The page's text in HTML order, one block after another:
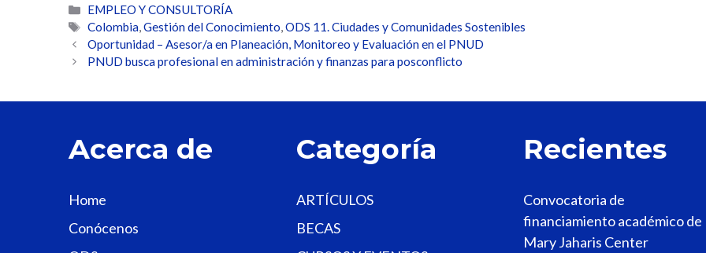
Categorías
EMPLEO Y CONSULTORÍA
Etiquetas
Colombia,Gestión del Conocimiento,ODS 11. Ciudades y Comunidades Sostenibles
Oportunidad – Asesor/a en Planeación, Monitoreo y Evaluación en el PNUD
PNUD busca profesional en administración y finanzas para posconflicto
Acerca de
Home
Conócenos
Categoría
ARTÍCULOS
BECAS
Recientes
Convocatoria de
financiamiento académico de
Mary Jaharis Center